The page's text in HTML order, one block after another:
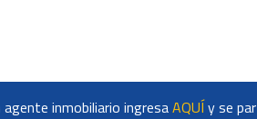
agente inmobiliario ingresaAQUÍy se